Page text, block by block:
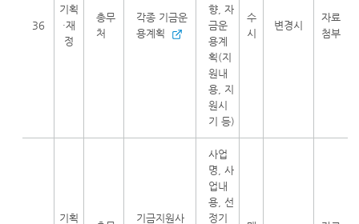
36
기획
·재
정
총무
처
각종 기금운
용계획
향, 자
금운
용계
획(지
원내
용, 지
원시
기 등)
수
시
변경시
자료
첨부
기획
기금지원사
사업
명, 사
업내
용, 선
정기